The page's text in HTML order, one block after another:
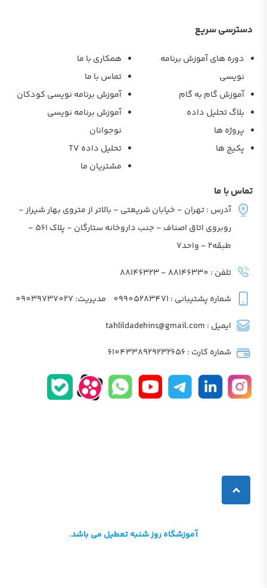
دسترسی سریع
دوره های آموزش برنامه
نویسی
آموزش گام به گام
بلاگ تحلیل داده
پروژه ها
پکیج ها
همکاری با ما
تماس با ما
آموزش برنامه نویسی کودکان
آموزش برنامه نویسی
نوجوانان
تحلیل داده TV
مشتریان ما
تماس با ما
آدرس : تهران - خیابان شریعتی - بالاتر از متروی بهار شیراز -
روبروی اتاق اصناف - جنب داروخانه ستارگان - پلاک 561 -
طبقه2 - واحد7
تلفن : 88146330 - 88146323
شماره پشتیبانی : 09905283471 مدیریت: 09039737027
ایمیل : tahlildadehins@gmail.com
شماره کارت : 6104338929232656
آموزشگاه روز شنبه تعطیل می باشد.